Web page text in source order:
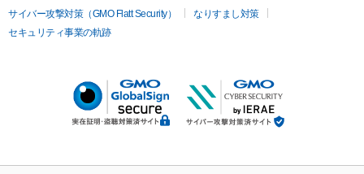
サイバー攻撃対策（GMO Flatt Security）
なりすまし対策
セキュリティ事業の軌跡